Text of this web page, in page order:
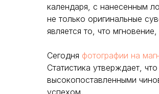
календаря, с нанесенным
не только оригинальные
является то, что
Сегодня фотографии на
Статистика утверждает,
высокопоставленными
успехом.